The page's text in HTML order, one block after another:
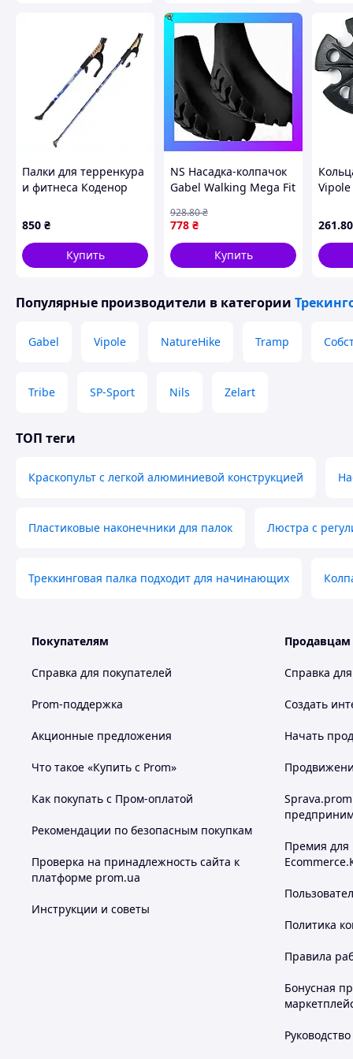
Палки для терренкура
и фитнеса Коденор
806T0X0H24
850 ₴
Купить
NS Насадка-колпачок
Gabel Walking Mega Fit
(7905271305010)
Nes22/Q
778 ₴
928.80₴
Купить
261.80
Популярные производители в категории
Gabel Vipole NatureHike Tramp
Tribe SP-Sport Nils Zelart
ТОП теги
Краскопульт с легкой алюминиевой конструкцией
Пластиковые наконечники для палок Люстра с
Треккинговая палка подходит для начинающих
Покупателям
Справка для покупателей
Prom-поддержка
Акционные предложения
Что такое «Купить с Prom»
Как покупать с Пром-оплатой
Рекомендации по безопасным покупкам
Проверка на принадлежность сайта к
платформе prom.ua
Инструкции и советы
Продавцам
Справка
Создать
Начать
Премия для
Политика
Правила
Бонусная